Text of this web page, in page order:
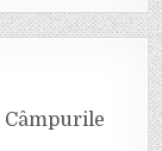
Câmpurile